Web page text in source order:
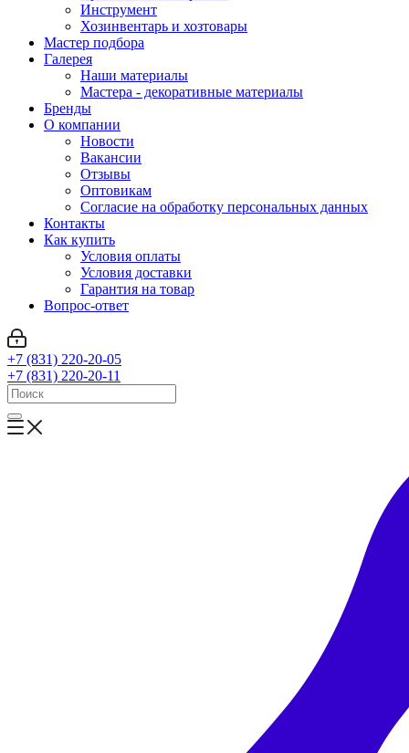
Инструмент
Хозинвентарь и хозтовары
Мастер подбора
Галерея
Наши материалы
Мастера - декоративные материалы
Бренды
О компании
Новости
Вакансии
Отзывы
Оптовикам
Cогласие на обработку персональных данных
Контакты
Как купить
Условия оплаты
Условия доставки
Гарантия на товар
Вопрос-ответ
+7 (831) 220-20-05
+7 (831) 220-20-11